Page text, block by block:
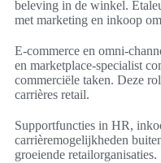
beleving in de winkel.
met marketing en inkoop
E-commerce en omni-
en marketplace-specialist
commerciële taken. Deze
carrières retail.
Supportfuncties in HR,
carrièremogelijkheden
groeiende retailorganisaties.